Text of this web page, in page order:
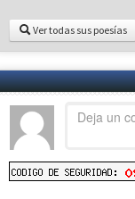
Ver todas sus poesías